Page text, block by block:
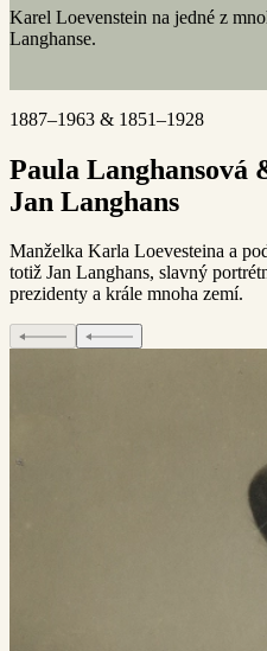
Karel Loevenstein na jedné z
Langhanse.
1887–1963 & 1851–1928
Paula Langhansová
Jan Langhans
Manželka Karla Loevesteina a
totiž Jan Langhans, slavný
prezidenty a krále mnoha zemí.